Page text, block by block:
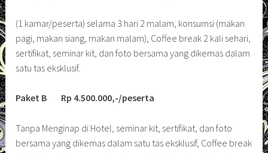
(1 kamar/peserta) selama 3 hari 2 malam, konsumsi (makan
pagi, makan siang, makan malam), Coffee break 2 kali sehari,
sertifikat, seminar kit, dan foto bersama yang dikemas dalam
satu tas eksklusif.
Paket B Rp 4.500.000,-/peserta
Tanpa Menginap di Hotel, seminar kit, sertifikat, dan foto
bersama yang dikemas dalam satu tas eksklusif, Coffee break